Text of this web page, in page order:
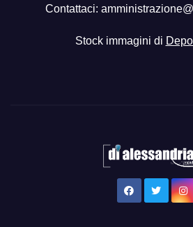
Contattaci:
Stock immagini di